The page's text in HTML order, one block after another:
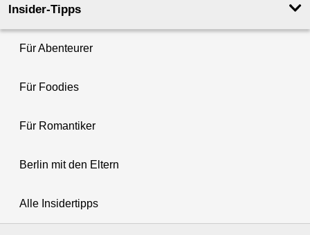
Insider-Tipps
Für Abenteurer
Für Foodies
Für Romantiker
Berlin mit den Eltern
Alle Insidertipps